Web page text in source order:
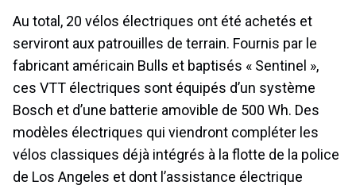
Au total, 20 vélos électriques ont été achetés et
serviront aux patrouilles de terrain. Fournis par le
fabricant américain Bulls et baptisés « Sentinel »,
ces VTT électriques sont équipés d’un système
Bosch et d’une batterie amovible de 500 Wh. Des
modèles électriques qui viendront compléter les
vélos classiques déjà intégrés à la flotte de la police
de Los Angeles et dont l’assistance électrique